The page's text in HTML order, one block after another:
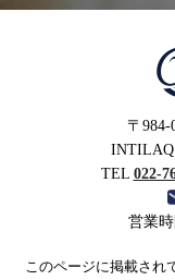
〒
INTILAQ
TEL 022-
営業
このページに掲載され